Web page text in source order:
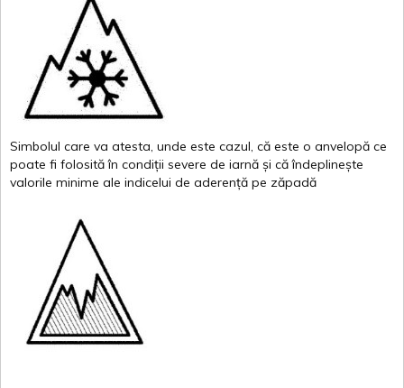
Simbolul care va atesta, unde este cazul, că este o anvelopă ce
poate fi folosită în condiții severe de iarnă și că îndeplinește
valorile minime ale indicelui de aderență pe zăpadă